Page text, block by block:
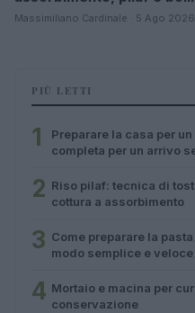
Massimiliano Cardinale · 5 Ago 2026
PIÙ LETTI
1
Preparare la casa per
completa per un arrivo
2 Riso pilaf: tecnica di
cottura a assorbimento
3 Come preparare la
modo semplice e veloce
4 Mortaio e macina per
conservazione